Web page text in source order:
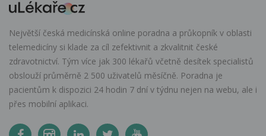
Největší česká medicínská online poradna a průkopník v oblasti
telemedicíny si klade za cíl zefektivnit a zkvalitnit české
zdravotnictví. Tým více jak 300 lékařů včetně desítek specialistů
obslouží průměrně 2 500 uživatelů měsíčně. Poradna je
pacientům k dispozici 24 hodin 7 dní v týdnu nejen na webu, ale i
přes mobilní aplikaci.